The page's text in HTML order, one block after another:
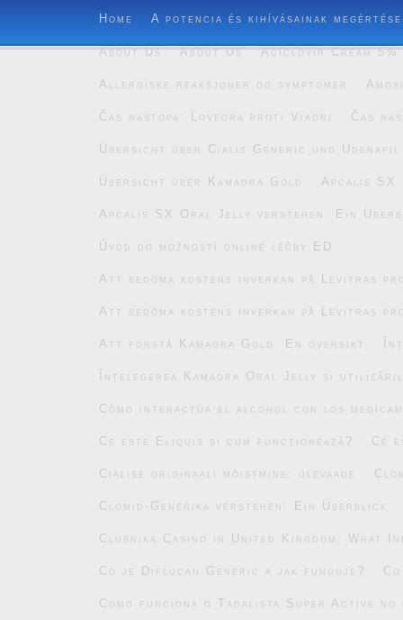
Home A potencia és kihívásainak megértése
About Us About Us Aciclovir Cream 5%
Allergiske reaksjoner og symptomer
Čas nastopa: Lovegra proti Viagri Čas
Übersicht über Cialis Generic und Udenafil
Übersicht über Kamagra Gold Apcalis
Apcalis SX Oral Jelly verstehen: Ein
Úvod do možností online léčby ED
Att bedöma kostens inverkan på Levitras
Att bedöma kostens inverkan på Levitras
Att förstå Kamagra Gold: En översikt
Înțelegerea Kamagra Oral Jelly și
Cómo interactúa el alcohol con los
Ce este Eliquis și cum funcționează? Ce
Cialise originaali mõistmine: ülevaade
Clomid-Generika verstehen: Ein Überblick
Clubnika Casino in United Kingdom: What
Co je Diflucan Generic a jak funguje?
Como funciona o Tadalista Super Active no